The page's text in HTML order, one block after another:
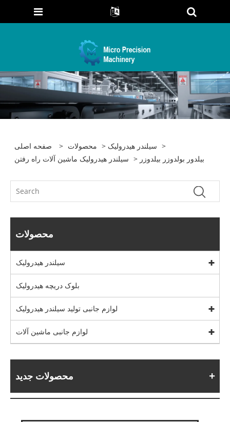
صفحه اصلی > محصولات > سیلندر هیدرولیک >
سیلندر هیدرولیک ماشین آلات راه رفتن
> بیلدور بولدوزر بیلدوزر
محصولات
سیلندر هیدرولیک
بلوک دریچه هیدرولیک
لوازم جانبی تولید سیلندر هیدرولیک
لوازم جانبی ماشین آلات
محصولات جدید